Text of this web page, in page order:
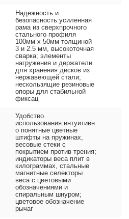
Надежность и
безопасность:усиленная
рама из сверхпрочного
стального профиля
100мм x 50мм толщиной
3 и 2.5 мм, высокоточная
сварка; элементы
нагружения и держатели
для хранения дисков из
нержавеющей стали;
нескользящие резиновые
опоры для стабильной
фиксац
Удобство
использования:интуитивн
о понятные цветные
штифты на пружинах,
весовые стеки с
покрытием против трения;
индикаторы веса плит в
килограммах, стальные
магнитные селекторы
веса с цветовыми
обозначениями и
спиральным шнуром;
цветовое обозначение
рычаг